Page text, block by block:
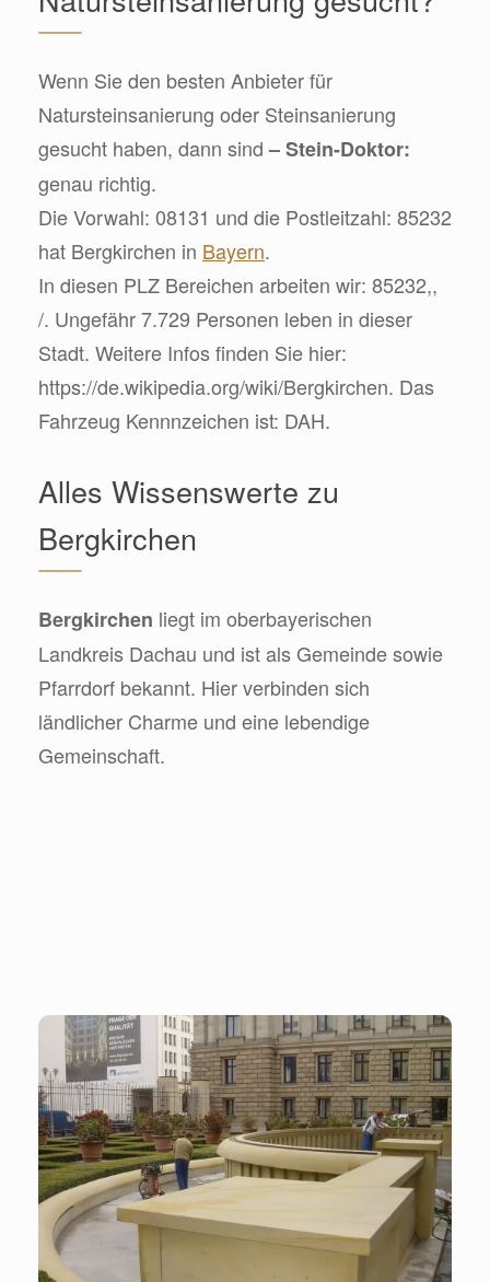
Wenn Sie den besten Anbieter für
Natursteinsanierung oder Steinsanierung
gesucht haben, dann sind– Stein-Doktor:
genau richtig.
Die Vorwahl: 08131 und die Postleitzahl: 85232
hat Bergkirchen in Bayern.
In diesen PLZ Bereichen arbeiten wir: 85232,,
/. Ungefähr 7.729 Personen leben in dieser
Stadt. Weitere Infos finden Sie hier:
https://de.wikipedia.org/wiki/Bergkirchen. Das
Fahrzeug Kennnzeichen ist: DAH.
Alles Wissenswerte zu
Bergkirchen
Bergkirchen liegt im oberbayerischen
Landkreis Dachau und ist als Gemeinde sowie
Pfarrdorf bekannt. Hier verbinden sich
ländlicher Charme und eine lebendige
Gemeinschaft.